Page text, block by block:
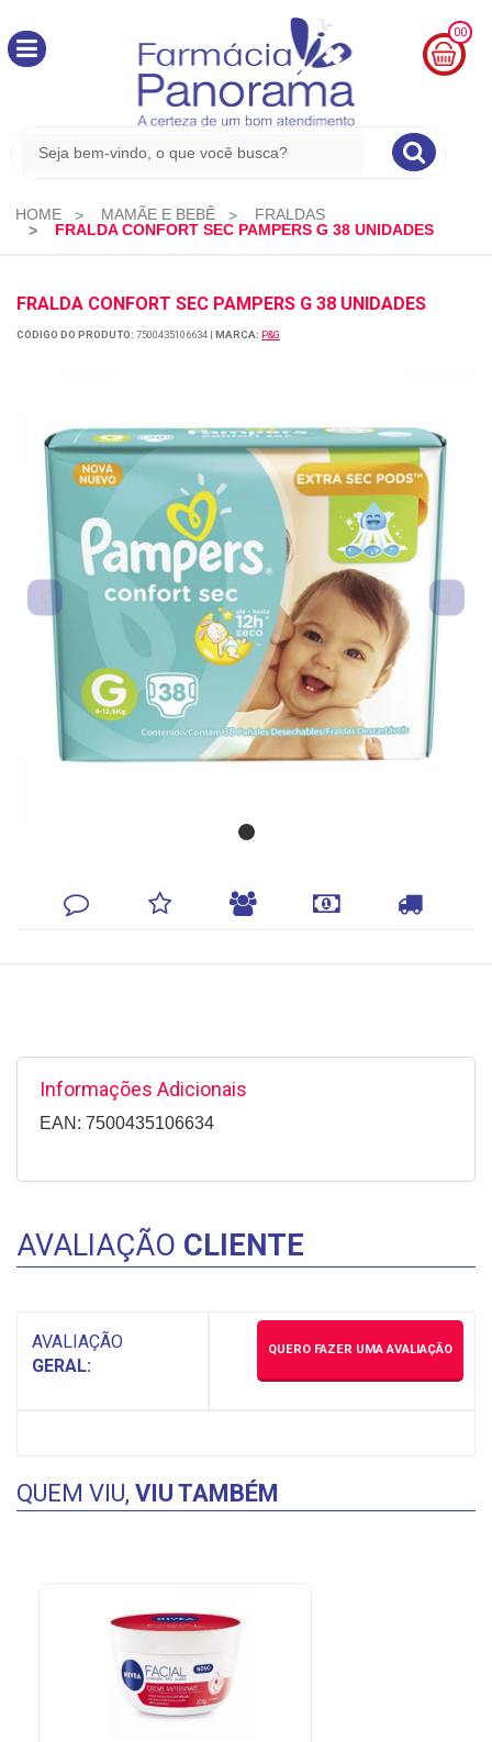
00
0,00
HOME MAMÃE E BEBÊ
FRALDAS
FRALDA CONFORT SEC PAMPERS G 38 UNIDADES
FRALDA CONFORT SEC PAMPERS G 38 UNIDADES
CÓDIGO DO PRODUTO: 7500435106634 | MARCA: P&G
DEIXE
MINHA
INDIQUE
FORMAS
CALCULAR
FRETE
Informações Adicionais
EAN: 7500435106634
AVALIAÇÃO CLIENTE
AVALIAÇÃO
GERAL:
QUERO FAZER UMA AVALIAÇÃO
QUEM VIU, VIU TAMBÉM